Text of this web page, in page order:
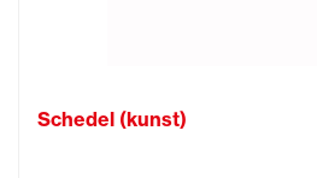
Schedel (kunst)